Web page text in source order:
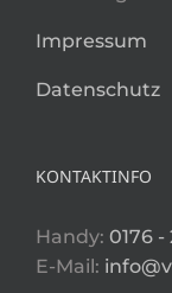
Impressum
Datenschutz
KONTAKTINFO
Handy: 0176 -
E-Mail: